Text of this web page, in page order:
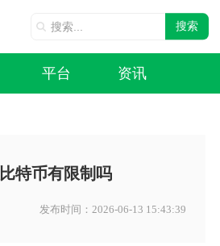
搜索
平台 资讯
特币有限制吗
发布时间：2026-06-13 15:43:39